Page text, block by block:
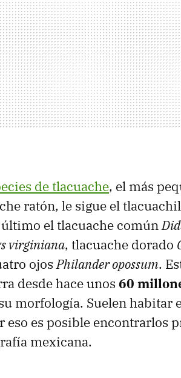
de tlacuache, el más
ratón, le sigue el
el tlacuache común
virginiana, tlacuache dorado
ojosPhilander opossum.
desde hace unos 60
morfología. Suelen habitar
eso es posible encontrarlos
mexicana.